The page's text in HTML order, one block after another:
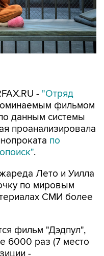
- "Отряд
фильмом
данным системы
проанализировала
по
.
Лето и Уилла
по мировым
СМИ более
фильм "Дэдпул",
6000 раз (7 место